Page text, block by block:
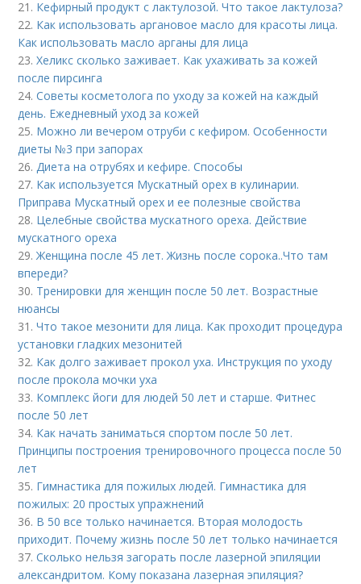
21. Кефирный продукт с лактулозой. Что такое лактулоза?
22. Как использовать аргановое масло для красоты лица.
Как использовать масло арганы для лица
23.Хеликс сколько заживает. Как ухаживать за кожей
после пирсинга
24.Советы косметолога по уходу за кожей на каждый
день. Ежедневный уход за кожей
25. Можно ли вечером отруби с кефиром. Особенности
диеты №3 при запорах
26.Диета на отрубях и кефире. Способы
27. Как используется Мускатный орех в кулинарии.
Приправа Мускатный орех и ее полезные свойства
28. Целебные свойства мускатного ореха. Действие
мускатного ореха
29.Женщина после 45 лет. Жизнь после сорока..Что там
впереди?
30. Тренировки для женщин после 50 лет. Возрастные
нюансы
31.Что такое мезонити для лица. Как проходит процедура
установки гладких мезонитей
32. Как долго заживает прокол уха. Инструкция по уходу
после прокола мочки уха
33. Комплекс йоги для людей 50 лет и старше. Фитнес
после 50 лет
34. Как начать заниматься спортом после 50 лет.
Принципы построения тренировочного процесса после 50
лет
35. Гимнастика для пожилых людей. Гимнастика для
пожилых: 20 простых упражнений
36. В 50 все только начинается. Вторая молодость
приходит. Почему жизнь после 50 лет только начинается
37.Сколько нельзя загорать после лазерной эпиляции
александритом. Кому показана лазерная эпиляция?